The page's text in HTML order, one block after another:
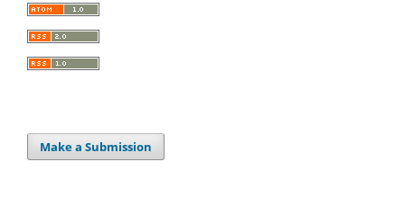
Make a Submission